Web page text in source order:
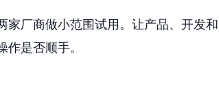
家厂商做小范围试用。让产品、开发和
是否顺手。